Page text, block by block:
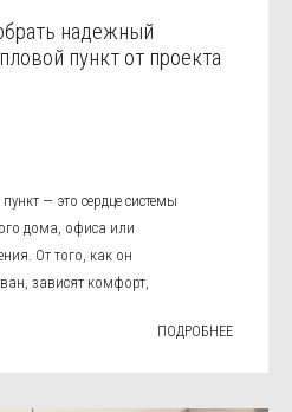
надежный
пункт от проекта
— это сердце системы
дома, офиса или
От того, как он
зависят комфорт,
ПОДРОБНЕЕ